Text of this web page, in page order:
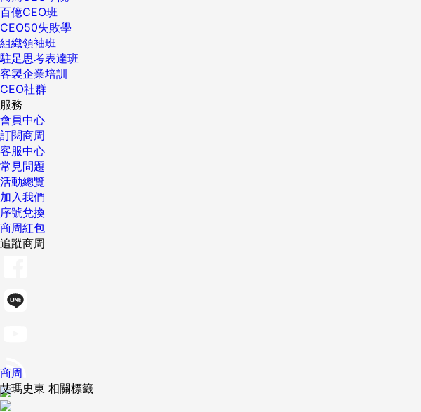
百億CEO班
CEO50失敗學
組織領袖班
駐足思考表達班
客製企業培訓
CEO社群
服務
會員中心
訂閱商周
客服中心
常見問題
活動總覽
加入我們
序號兌換
商周紅包
追蹤商周
商周
艾瑪史東 相關標籤